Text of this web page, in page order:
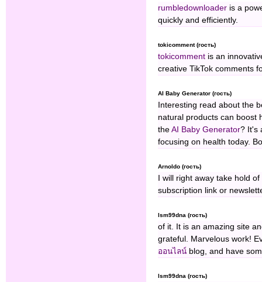
rumbledownloader is a
quickly and efficiently.
tokicomment (гость)
tokicomment is an
creative TikTok comments
AI Baby Generator (гость)
Interesting read about the
natural products can boost
the AI Baby Generator? It's
focusing on health today.
Arnoldo (гость)
I will right away take hold
subscription link or
lsm99dna (гость)
of it. It is an amazing site
grateful. Marvelous work!
ออนไลน์ blog, and have
lsm99dna (гость)